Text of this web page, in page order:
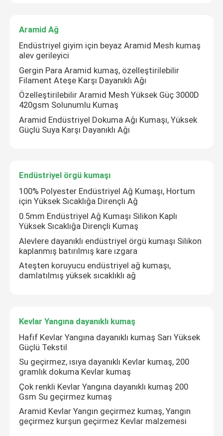
Ev
Ürünler
Aramid Ağ
Endüstriyel giyim için beyaz Aramid Mesh kumaş
alev gerileyici
Gergin Para Aramid kumaş, özelleştirilebilir
Filament Ateşe Karşı Dayanıklı Ağı
Özelleştirilebilir Aramid Mesh Yüksek Güç 3000D
420gsm Solunumlu Kumaş
Aramid Endüstriyel Dokuma Ağı Kumaşı, Yüksek
Güçlü Suya Karşı Dayanıklı Ağı
Endüstriyel örgü kumaşı
100% Polyester Endüstriyel Ağ Kumaşı, Hortum
için Yüksek Sıcaklığa Dirençli Ağ
0.5mm Endüstriyel Ağ Kumaşı Silikon Kaplı
Yüksek Sıcaklığa Dirençli Kumaş
Alevlere dayanıklı endüstriyel örgü kumaşı Silikon
kaplanmış batırılmış kare ızgara
Ateşten koruyucu endüstriyel ağ kumaşı,
damlatılmış yüksek sıcaklıklı ağ
Kevlar Yangına dayanıklı kumaş
Hafif Kevlar Yangına dayanıklı kumaş Sarı Yüksek
Güçlü Tekstil
Su geçirmez, ısıya dayanıklı Kevlar kumaş, 200
gramlık dokuma Kevlar kumaş
Çok renkli Kevlar Yangına dayanıklı kumaş 200
Gsm Su geçirmez kumaş
Aramid Kevlar Yangın geçirmez kumaş, Yangın
geçirmez kurşun geçirmez Kevlar malzemesi